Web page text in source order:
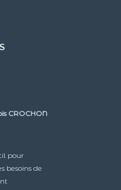
CROCHON
pour
besoins de